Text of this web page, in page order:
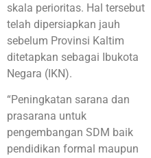
skala perioritas. Hal tersebut
telah dipersiapkan jauh
sebelum Provinsi Kaltim
ditetapkan sebagai Ibukota
Negara (IKN).
“Peningkatan sarana dan
prasarana untuk
pengembangan SDM baik
pendidikan formal maupun